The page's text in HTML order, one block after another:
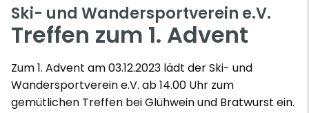
Ski- und Wandersportverein e.V.
Treffen zum 1. Advent
Zum 1. Advent am 03.12.2023 lädt der Ski- und
Wandersportverein e.V. ab 14.00 Uhr zum
gemütlichen Treffen bei Glühwein und Bratwurst ein.